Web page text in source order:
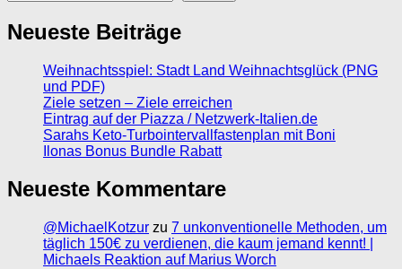
Neueste Beiträge
Weihnachtsspiel: Stadt Land Weihnachtsglück (PNG
und PDF)
Ziele setzen – Ziele erreichen
Eintrag auf der Piazza / Netzwerk-Italien.de
Sarahs Keto-Turbointervallfastenplan mit Boni
Ilonas Bonus Bundle Rabatt
Neueste Kommentare
@MichaelKotzur zu 7 unkonventionelle Methoden, um
täglich 150€ zu verdienen, die kaum jemand kennt! |
Michaels Reaktion auf Marius Worch